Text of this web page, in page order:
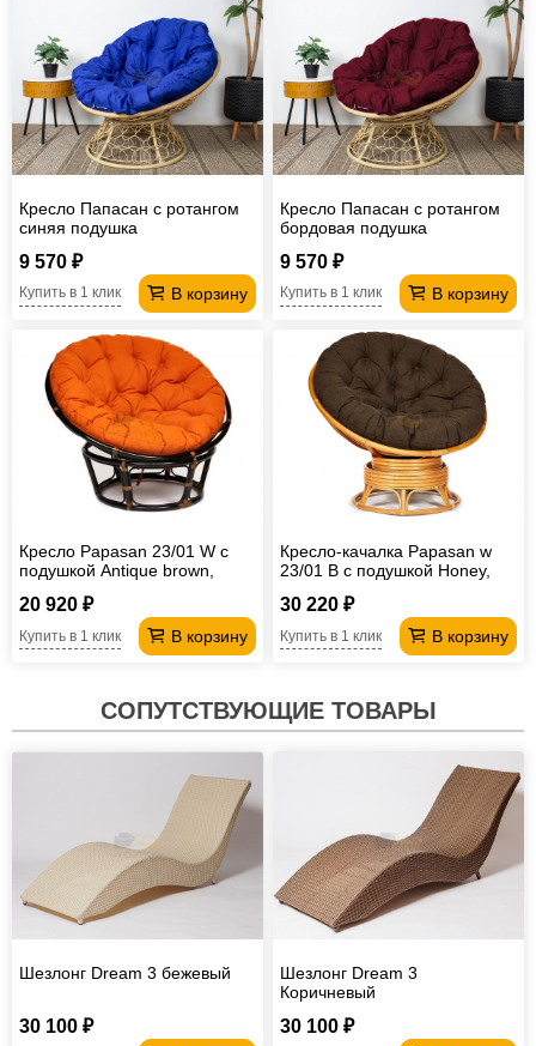
Кресло Папасан с ротангом
синяя подушка
9 570 ₽
В корзину
Купить в 1 клик
Кресло Папасан с ротангом
бордовая подушка
9 570 ₽
В корзину
Купить в 1 клик
Кресло Papasan 23/01 W с
подушкой Antique brown,
20 920 ₽
В корзину
Купить в 1 клик
Кресло-качалка Papasan w
23/01 B с подушкой Honey,
30 220 ₽
В корзину
Купить в 1 клик
СОПУТСТВУЮЩИЕ ТОВАРЫ
Шезлонг Dream 3 бежевый
30 100 ₽
Шезлонг Dream 3
Коричневый
30 100 ₽